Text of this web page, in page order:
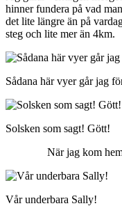
hinner fundera på vad
det lite längre än på
steg och lite mer än 4km.
Sådana här vyer går jag
Solsken som sagt! Gött!
När jag kom
Vår underbara Sally!